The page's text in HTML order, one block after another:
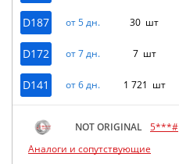
D187 от 5 дн. 30 шт
D172 от 7 дн. 7 шт
D141 от 6 дн. 1 721 шт
NOT ORIGINAL 5***#
Аналоги и сопутствующие